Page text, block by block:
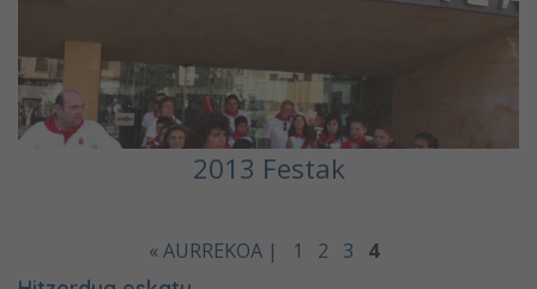
2013 Festak
« AURREKOA | 1 2 3
4